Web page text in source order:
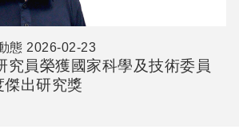
態 2026-02-23
究員榮獲國家科學及技術委員
出研究獎